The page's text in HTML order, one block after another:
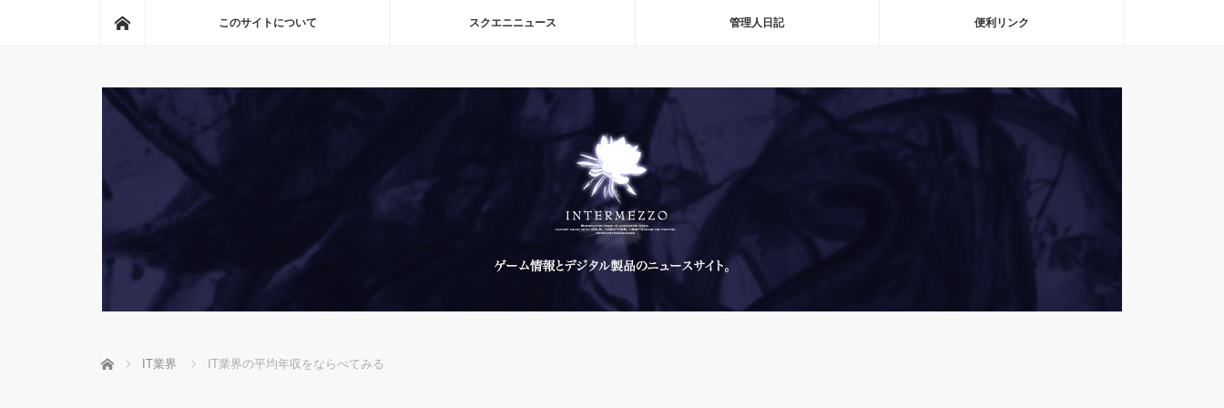
このサイトについて スクエニニュース 管理人日記 便利リンク
ホーム IT業界 IT業界の平均年収をならべてみる